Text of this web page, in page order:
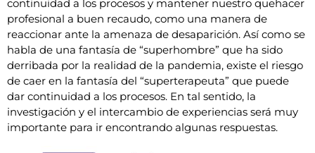
continuidad a los procesos y mantener nuestro quehacer
profesional a buen recaudo, como una manera de
reaccionar ante la amenaza de desaparición. Así como se
habla de una fantasía de “superhombre” que ha sido
derribada por la realidad de la pandemia, existe el riesgo
de caer en la fantasía del “superterapeuta” que puede
dar continuidad a los procesos. En tal sentido, la
investigación y el intercambio de experiencias será muy
importante para ir encontrando algunas respuestas.